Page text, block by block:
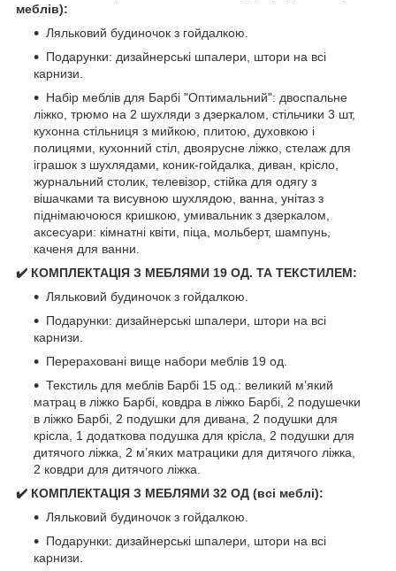
меблів):
Ляльковий будиночок з гойдалкою.
Подарунки: дизайнерські шпалери, штори на всі
карнизи.
Набір меблів для Барбі "Оптимальний": двоспальне
ліжко, трюмо на 2 шухляди з дзеркалом, стільчики 3 шт,
кухонна стільниця з мийкою, плитою, духовкою і
полицями, кухонний стіл, двоярусне ліжко, стелаж для
іграшок з шухлядами, коник-гойдалка, диван, крісло,
журнальний столик, телевізор, стійка для одягу з
вішачками та висувною шухлядою, ванна, унітаз з
піднімаючоюся кришкою, умивальник з дзеркалом,
аксесуари: кімнатні квіти, піца, мольберт, шампунь,
каченя для ванни.
✔️ КОМПЛЕКТАЦІЯ З МЕБЛЯМИ 19 ОД. ТА ТЕКСТИЛЕМ:
Ляльковий будиночок з гойдалкою.
Подарунки: дизайнерські шпалери, штори на всі
карнизи.
Перераховані вище набори меблів 19 од.
Текстиль для меблів Барбі 15 од.: великий м’який
матрац в ліжко Барбі, ковдра в ліжко Барбі, 2 подушечки
в ліжко Барбі, 2 подушки для дивана, 2 подушки для
крісла, 1 додаткова подушка для крісла, 2 подушки для
дитячого ліжка, 2 м’яких матрацики для дитячого ліжка,
2 ковдри для дитячого ліжка.
✔️ КОМПЛЕКТАЦІЯ З МЕБЛЯМИ 32 ОД (всі меблі):
Ляльковий будиночок з гойдалкою.
Подарунки: дизайнерські шпалери, штори на всі
карнизи.